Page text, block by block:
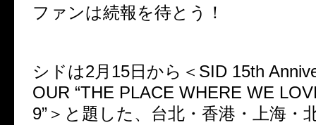
ファンは続報を待とう！
シドは2月 15日から＜ SID 15th
OUR “THE PLACE WHERE WE
9”＞と題した、 台北・香港・上海・